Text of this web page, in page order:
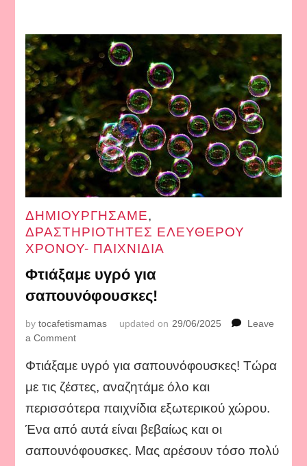
ΔΗΜΙΟΥΡΓΗΣΑΜΕ,
ΔΡΑΣΤΗΡΙΟΤΗΤΕΣ ΕΛΕΥΘΕΡΟΥ
ΧΡΟΝΟΥ- ΠΑΙΧΝΙΔΙΑ
Φτιάξαμε υγρό για
σαπουνόφουσκες!
bytocafetismamas updated on 29/06/2025
Leave
a Commenton
υγρό
σαπουνόφουσκες!
Φτιάξαμε υγρό για σαπουνόφουσκες! Τώρα
με τις ζέστες, αναζητάμε όλο και
περισσότερα παιχνίδια εξωτερικού χώρου.
Ένα από αυτά είναι βεβαίως και οι
σαπουνόφουσκες. Μας αρέσουν τόσο πολύ